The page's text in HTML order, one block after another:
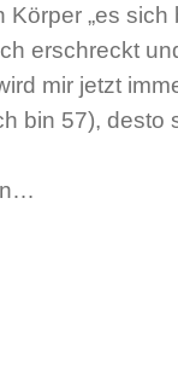
„es
erschreckt
mir jetzt
bin 57),